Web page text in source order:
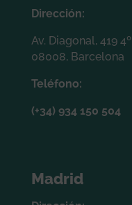
Dirección:
Av. Diagonal, 419 4º
08008, Barcelona
Teléfono:
(+34) 934 150 504
Madrid